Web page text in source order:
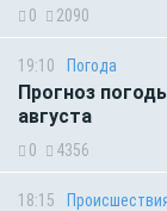
0 2090
19:10 Погода
Прогноз
августа
0 4356
18:15